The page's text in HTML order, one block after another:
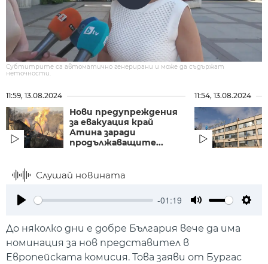
Субтитрите са автоматично генерирани и може да съдържат
неточности.
11:59, 13.08.2024
Нови предупреждения
за евакуация край
Атина заради
продължаващите...
11:54, 13.08.2024
Слушай новината
-01:19
До няколко дни е добре България вече да има
номинация за нов представител в
Европейската комисия. Това заяви от Бургас